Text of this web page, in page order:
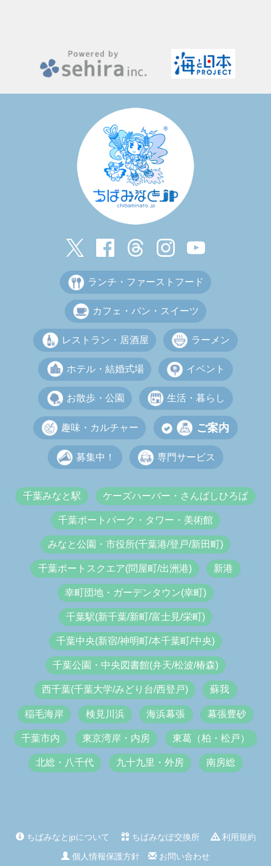
ランチ・ファーストフード
カフェ・パン・スイーツ
レストラン・居酒屋 ラーメン
ホテル・結婚式場 イベント
お散歩・公園 生活・暮らし
趣味・カルチャー ご案内
募集中！ 専門サービス
千葉みなと駅 ケーズハーバー・さんばしひろば
千葉ポートパーク・タワー・美術館
みなと公園・市役所(千葉港/登戸/新田町)
千葉ポートスクエア(問屋町/出洲港) 新港
幸町団地・ガーデンタウン(幸町)
千葉駅(新千葉/新町/富士見/栄町)
千葉中央(新宿/神明町/本千葉町/中央)
千葉公園・中央図書館(弁天/松波/椿森)
西千葉(千葉大学/みどり台/西登戸) 蘇我
稲毛海岸 検見川浜 海浜幕張 幕張豊砂
千葉市内 東京湾岸・内房 東葛（柏・松戸）
北総・八千代 九十九里・外房 南房総
ちばみなとjpについて ちばみなぽ交換所
利用規約
個人情報保護方針
お問い合わせ